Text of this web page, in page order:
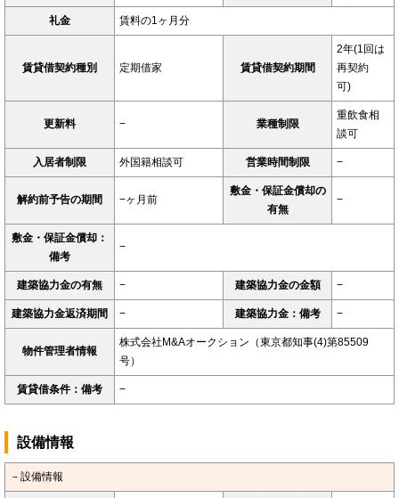
礼金 賃料の1ヶ月分
賃貸借契約種別 定期借家 賃貸借契約期間
2年(1回は
再契約
可)
更新料 − 業種制限
重飲食相
談可
入居者制限 外国籍相談可 営業時間制限 −
解約前予告の期間 −ヶ月前
敷金・保証金償却の
有無
−
敷金・保証金償却：
備考
−
建築協力金の有無 − 建築協力金の金額 −
建築協力金返済期間 − 建築協力金：備考 −
物件管理者情報
株式会社M&Aオークション（東京都知事(4)第85509
号）
賃貸借条件：備考 −
設備情報
－設備情報